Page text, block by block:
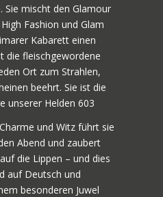
Sie mischt den Glamour
Fashion und Glam
Kabarett einen
die fleischgewordene
Ort zum Strahlen,
beehrt. Sie ist die
unserer Helden 603
und Witz führt sie
Abend und zaubert
die Lippen – und dies
auf Deutsch und
besonderen Juwel